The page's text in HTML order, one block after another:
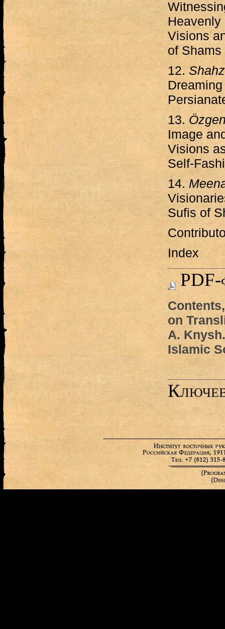
Heavenly
Visions
of
12.
13.
Image
Visions
Self-
14.
Sufis of
Index
PDF-
on
A.
Islamic